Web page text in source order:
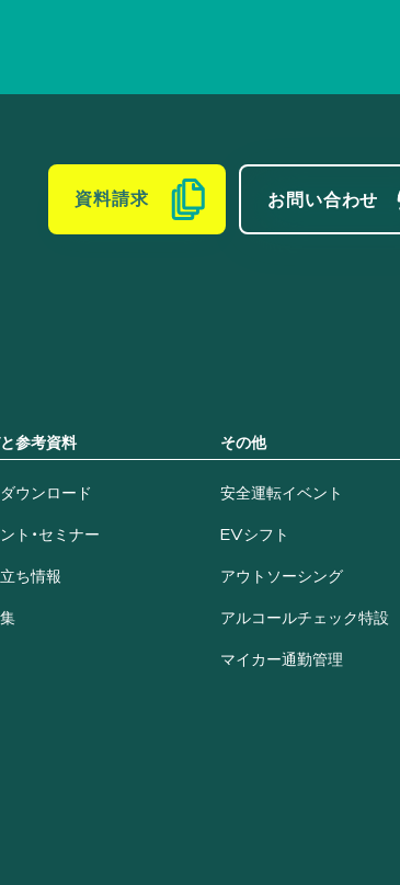
資料請求 お問い合わせ
参考資料
ウンロード
ト・セミナー
ち情報
その他
安全運転イベント
EVシフト
アウトソーシング
アルコールチェック特設
マイカー通勤管理